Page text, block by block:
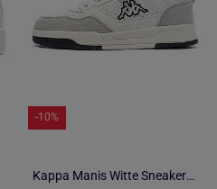
-10%
Kappa Manis Witte Sneakers voor Jongens